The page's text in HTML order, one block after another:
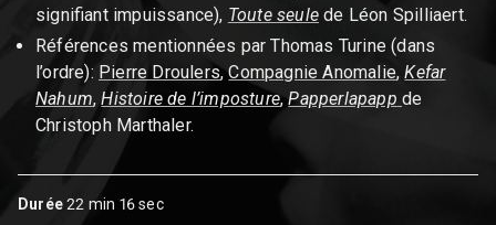
signifiant impuissance), Toute seule de Léon Spilliaert.
Références mentionnées par Thomas Turine (dans
l’ordre): Pierre Droulers,Compagnie Anomalie,Kefar
Nahum, Histoire de l’imposture,Papperlapapp de
Christoph Marthaler.
Durée22 min 16 sec